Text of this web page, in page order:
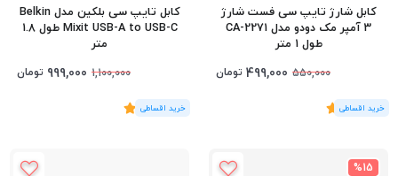
کابل شارژ تایپ سی فست شارژ
3 آمپر مک دودو مدل CA-2271
طول 1 متر
550,000
499,000 تومان
(1رای)
5
کابل تایپ سی بلکین مدل Belkin
Mixit USB-A to USB-C طول 1.8
متر
1,100,000
999,000 تومان
(3 رای)
5
%15